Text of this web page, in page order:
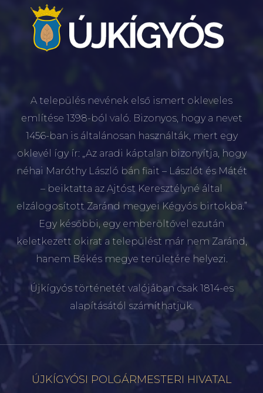
A település nevének első ismert okleveles
említése 1398-ból való. Bizonyos, hogy a nevet
1456-ban is általánosan használták, mert egy
oklevél így ír: „Az aradi káptalan bizonyítja, hogy
néhai Maróthy László bán fiait – Lászlót és Mátét
– beiktatta az Ajtóst Keresztélyné által
elzálogosított Zaránd megyei Kégyós birtokba.”
Egy későbbi, egy emberöltővel ezután
keletkezett okirat a települést már nem Zaránd,
hanem Békés megye területére helyezi.
Újkígyós történetét valójában csak 1814-es
alapításától számíthatjuk.
ÚJKÍGYÓSI POLGÁRMESTERI HIVATAL